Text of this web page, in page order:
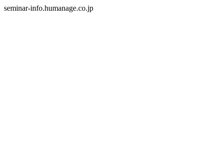
seminar-info.humanage.co.jp